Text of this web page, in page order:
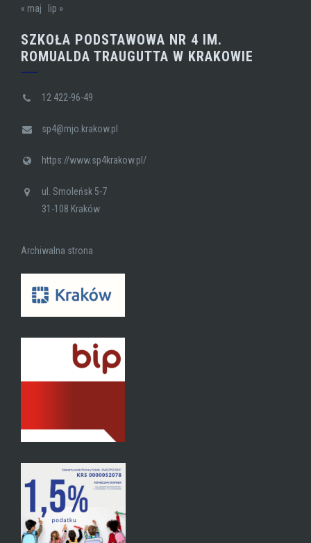
« maj lip »
SZKOŁA PODSTAWOWA NR 4 IM.
ROMUALDA TRAUGUTTA W KRAKOWIE
12 422-96-49
sp4@mjo.krakow.pl
https://www.sp4krakow.pl/
ul. Smoleńsk 5-7
31-108 Kraków
Archiwalna strona